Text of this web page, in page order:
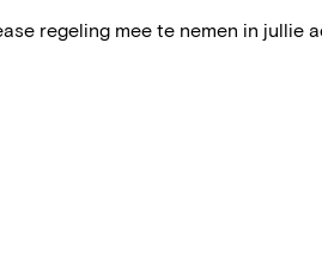
regeling mee te nemen in jullie